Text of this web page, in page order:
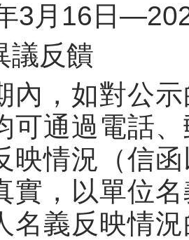
3月16日
議反饋
內，如對公
可通過電話
映情況（信
實，以單位
名義反映情